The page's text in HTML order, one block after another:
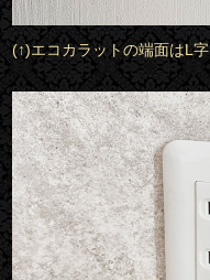
(↑)エコカラットの端面はL